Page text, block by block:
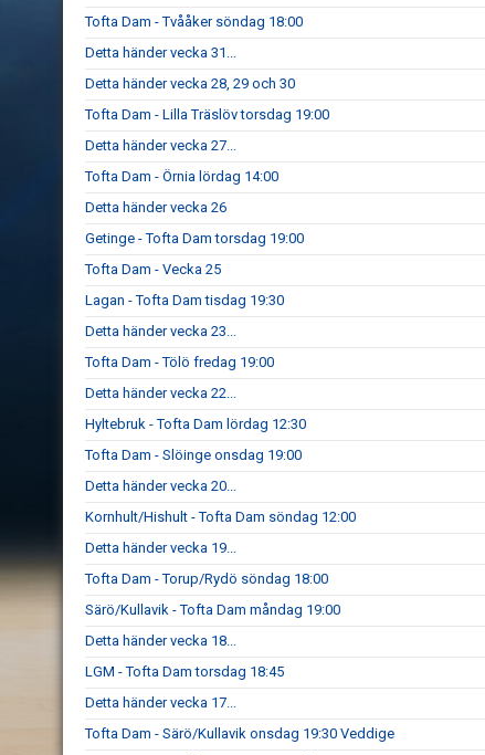
Tofta Dam - Tvååker söndag 18:00
Detta händer vecka 31...
Detta händer vecka 28, 29 och 30
Tofta Dam - Lilla Träslöv torsdag 19:00
Detta händer vecka 27...
Tofta Dam - Örnia lördag 14:00
Detta händer vecka 26
Getinge - Tofta Dam torsdag 19:00
Tofta Dam - Vecka 25
Lagan - Tofta Dam tisdag 19:30
Detta händer vecka 23...
Tofta Dam - Tölö fredag 19:00
Detta händer vecka 22...
Hyltebruk - Tofta Dam lördag 12:30
Tofta Dam - Slöinge onsdag 19:00
Detta händer vecka 20...
Kornhult/Hishult - Tofta Dam söndag 12:00
Detta händer vecka 19...
Tofta Dam - Torup/Rydö söndag 18:00
Särö/Kullavik - Tofta Dam måndag 19:00
Detta händer vecka 18...
LGM - Tofta Dam torsdag 18:45
Detta händer vecka 17...
Tofta Dam - Särö/Kullavik onsdag 19:30 Veddige